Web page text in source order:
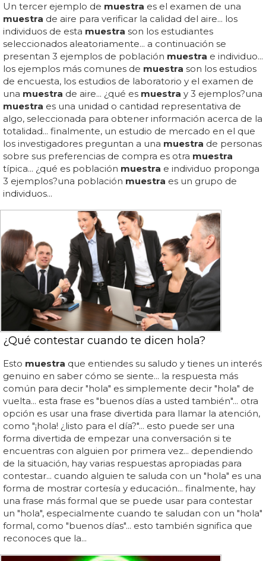
Un tercer ejemplo de muestra es el examen de una
muestra de aire para verificar la calidad del aire... los
individuos de esta muestra son los estudiantes
seleccionados aleatoriamente... a continuación se
presentan 3 ejemplos de población muestra e individuo...
los ejemplos más comunes de muestra son los estudios
de encuesta, los estudios de laboratorio y el examen de
una muestra de aire... ¿qué es muestra y 3 ejemplos?una
muestra es una unidad o cantidad representativa de
algo, seleccionada para obtener información acerca de la
totalidad... finalmente, un estudio de mercado en el que
los investigadores preguntan a una muestra de personas
sobre sus preferencias de compra es otra muestra
típica... ¿qué es población muestra e individuo proponga
3 ejemplos?una población muestra es un grupo de
individuos...
¿Qué contestar cuando te dicen hola?
Esto muestra que entiendes su saludo y tienes un interés
genuino en saber cómo se siente... la respuesta más
común para decir "hola" es simplemente decir "hola" de
vuelta... esta frase es "buenos días a usted también"... otra
opción es usar una frase divertida para llamar la atención,
como "¡hola! ¿listo para el día?"... esto puede ser una
forma divertida de empezar una conversación si te
encuentras con alguien por primera vez... dependiendo
de la situación, hay varias respuestas apropiadas para
contestar... cuando alguien te saluda con un "hola" es una
forma de mostrar cortesía y educación... finalmente, hay
una frase más formal que se puede usar para contestar
un "hola", especialmente cuando te saludan con un "hola"
formal, como "buenos días"... esto también significa que
reconoces que la...